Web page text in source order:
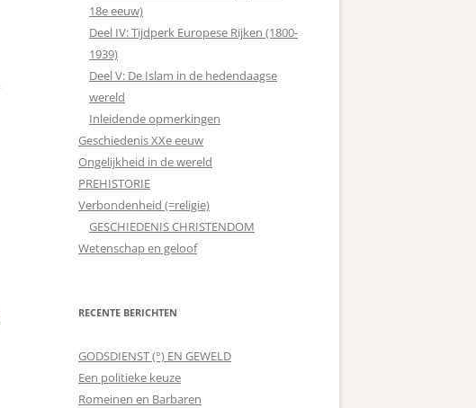
18e eeuw)
Deel IV: Tijdperk Europese Rijken (1800-
1939)
Deel V: De Islam in de hedendaagse
wereld
Inleidende opmerkingen
Geschiedenis XXe eeuw
Ongelijkheid in de wereld
PREHISTORIE
Verbondenheid (=religie)
GESCHIEDENIS CHRISTENDOM
Wetenschap en geloof
RECENTE BERICHTEN
GODSDIENST (°) EN GEWELD
Een politieke keuze
Romeinen en Barbaren